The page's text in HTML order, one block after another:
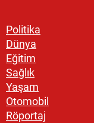
Politika
Dünya
Eğitim
Sağlık
Yaşam
Otomobil
Röportaj